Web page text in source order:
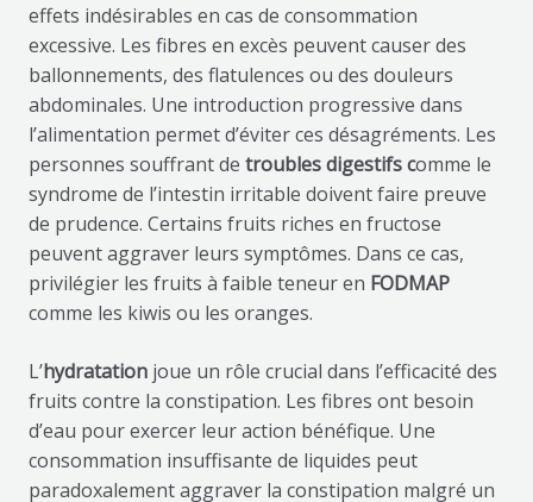
effets indésirables en cas de consommation
excessive. Les fibres en excès peuvent causer des
ballonnements, des flatulences ou des douleurs
abdominales. Une introduction progressive dans
l’alimentation permet d’éviter ces désagréments. Les
personnes souffrant de troubles digestifs comme le
syndrome de l’intestin irritable doivent faire preuve
de prudence. Certains fruits riches en fructose
peuvent aggraver leurs symptômes. Dans ce cas,
privilégier les fruits à faible teneur en FODMAP
comme les kiwis ou les oranges.
L’hydratationjoue un rôle crucial dans l’efficacité des
fruits contre la constipation. Les fibres ont besoin
d’eau pour exercer leur action bénéfique. Une
consommation insuffisante de liquides peut
paradoxalement aggraver la constipation malgré un